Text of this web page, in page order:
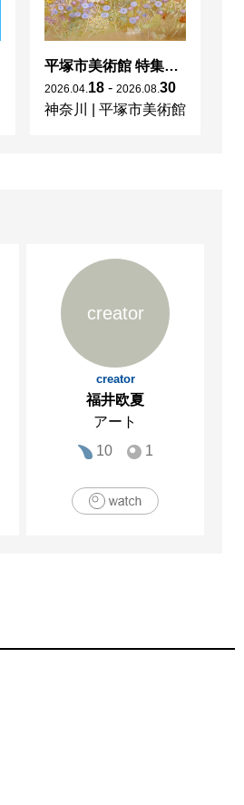
平塚市美術館 特集展 花の表現、その多様性／特別展示 新収蔵品展
2026 04 18 - 2026 08 30
神奈川
平塚市美術館
creator
creator
福井欧夏
アート
10
1